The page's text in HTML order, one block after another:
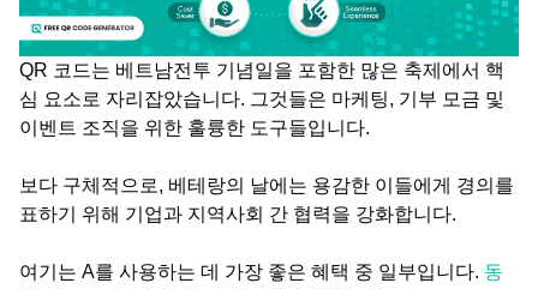
QR 코드는 베트남전투 기념일을 포함한 많은 축제에서 핵
심 요소로 자리잡았습니다. 그것들은 마케팅, 기부 모금 및
이벤트 조직을 위한 훌륭한 도구들입니다.
보다 구체적으로, 베테랑의 날에는 용감한 이들에게 경의를
표하기 위해 기업과 지역사회 간 협력을 강화합니다.
여기는 A를 사용하는 데 가장 좋은 혜택 중 일부입니다. 동